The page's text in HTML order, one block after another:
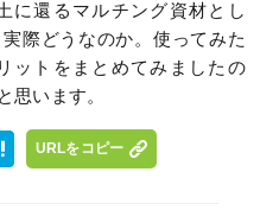
に還るマルチング資材とし
際どうなのか。使ってみた
ットをまとめてみましたの
思います。
URLをコピー